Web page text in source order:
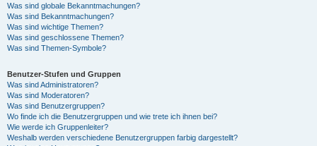
Was sind globale Bekanntmachungen?
Was sind Bekanntmachungen?
Was sind wichtige Themen?
Was sind geschlossene Themen?
Was sind Themen-Symbole?
Benutzer-Stufen und Gruppen
Was sind Administratoren?
Was sind Moderatoren?
Was sind Benutzergruppen?
Wo finde ich die Benutzergruppen und wie trete ich ihnen bei?
Wie werde ich Gruppenleiter?
Weshalb werden verschiedene Benutzergruppen farbig dargestellt?